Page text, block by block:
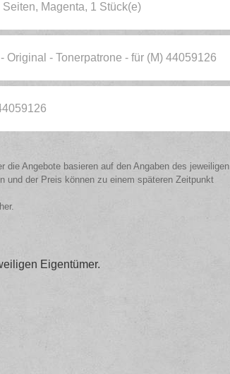
Magenta, 1 Stück(e)
Original - Tonerpatrone - für (M) 44059126
Angebote basieren auf den Angaben des jeweiligen
und der Preis können zu einem späteren Zeitpunkt
Eigentümer.